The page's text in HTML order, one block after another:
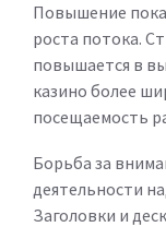
Повышение
роста потока.
повышается в
казино более
посещаемость
Борьба за
деятельности
Заголовки и